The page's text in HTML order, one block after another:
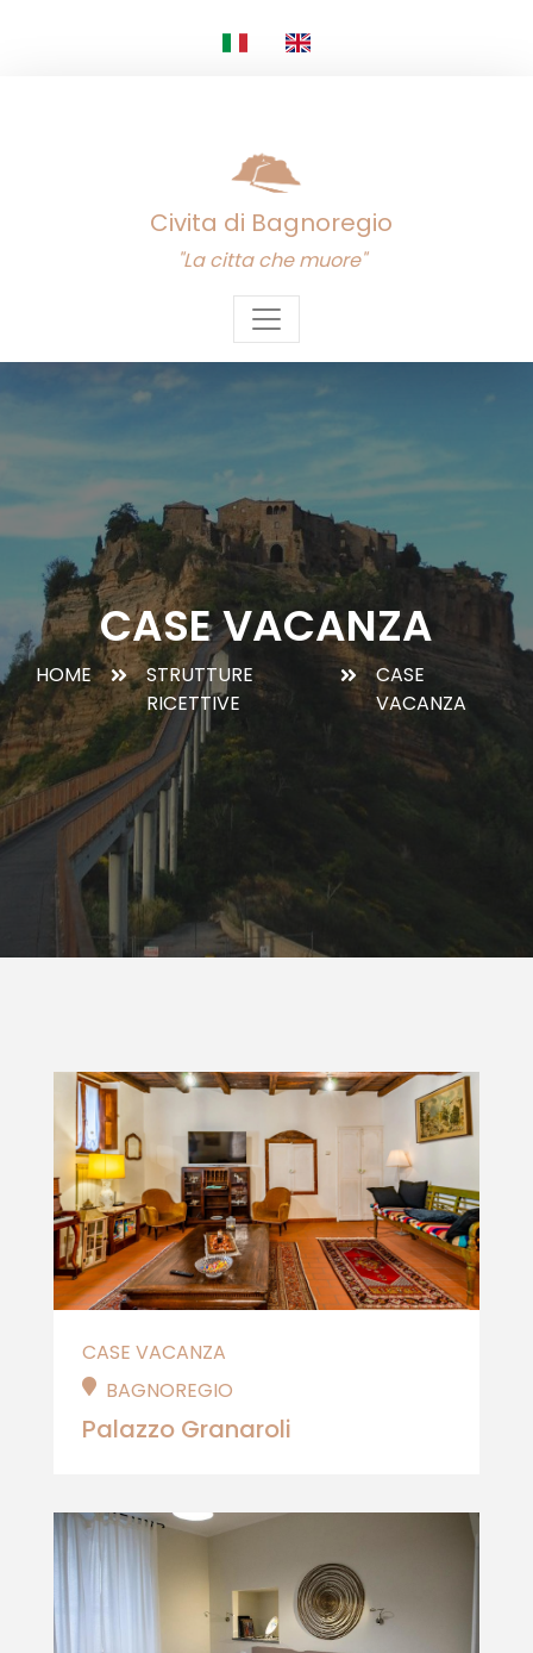
Civita di Bagnoregio
"La citta che muore"
CASE VACANZA
HOME
STRUTTURE
RICETTIVE
CASE
VACANZA
CASE VACANZA
BAGNOREGIO
Palazzo Granaroli